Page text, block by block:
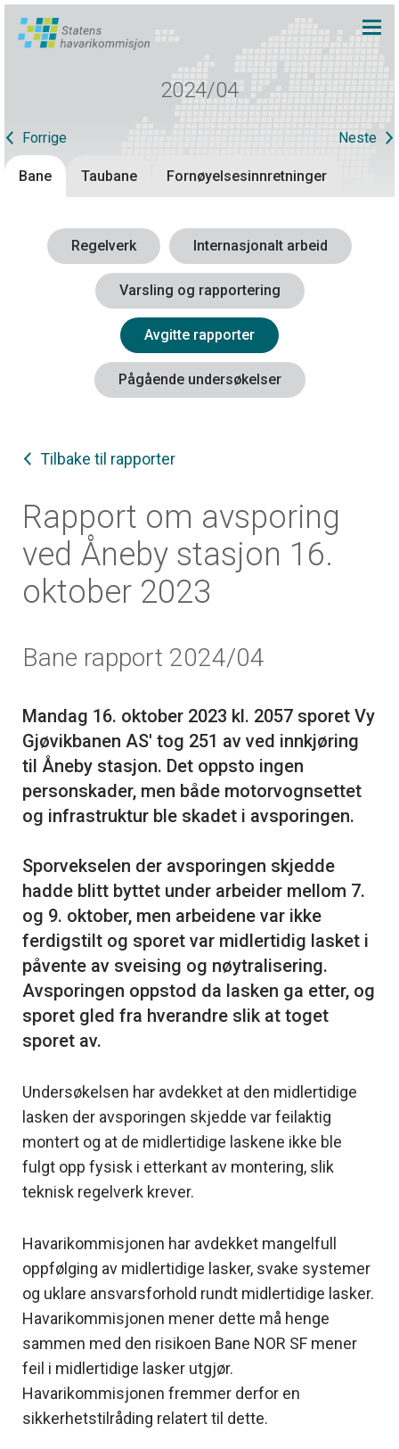
2024/04
Forrige Neste
Bane Taubane Fornøyelsesinnretninger
Regelverk Internasjonalt arbeid
Varsling og rapportering
Avgitte rapporter
Pågående undersøkelser
Tilbake til rapporter
Rapport om avsporing
ved Åneby stasjon 16.
oktober 2023
Bane rapport 2024/04
Mandag 16. oktober 2023 kl. 2057 sporet Vy
Gjøvikbanen AS' tog 251 av ved innkjøring
til Åneby stasjon. Det oppsto ingen
personskader, men både motorvognsettet
og infrastruktur ble skadet i avsporingen.
Sporvekselen der avsporingen skjedde
hadde blitt byttet under arbeider mellom 7.
og 9. oktober, men arbeidene var ikke
ferdigstilt og sporet var midlertidig lasket i
påvente av sveising og nøytralisering.
Avsporingen oppstod da lasken ga etter, og
sporet gled fra hverandre slik at toget
Undersøkelsen har avdekket at den midlertidige
lasken der avsporingen skjedde var feilaktig
montert og at de midlertidige laskene ikke ble
fulgt opp fysisk i etterkant av montering, slik
teknisk regelverk krever.
Havarikommisjonen har avdekket mangelfull
oppfølging av midlertidige lasker, svake systemer
og uklare ansvarsforhold rundt midlertidige lasker.
Havarikommisjonen mener dette må henge
sammen med den risikoen Bane NOR SF mener
feil i midlertidige lasker utgjør.
Havarikommisjonen fremmer derfor en
sikkerhetstilråding relatert til dette.